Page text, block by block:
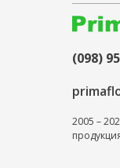
(098)
2005 –